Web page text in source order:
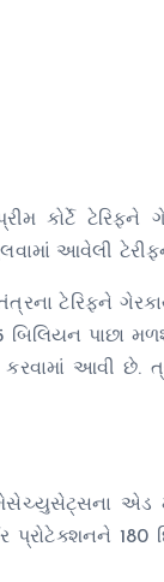
કોર્ટે
આવેલી
ટેરિફને
બિલિયન પાછા
આવી છે.
એડ
180